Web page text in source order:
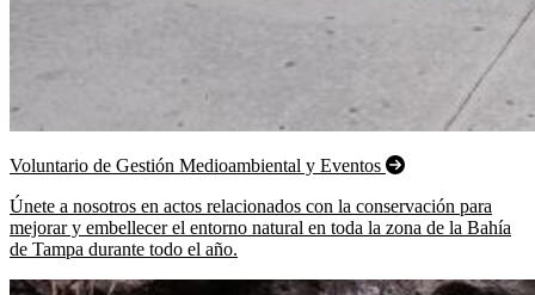
Voluntario de Gestión Medioambiental y Eventos
Únete a nosotros en actos relacionados con la conservación para
mejorar y embellecer el entorno natural en toda la zona de la Bahía
de Tampa durante todo el año.